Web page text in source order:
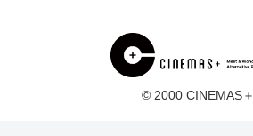
© 2000 CINEMAS＋.